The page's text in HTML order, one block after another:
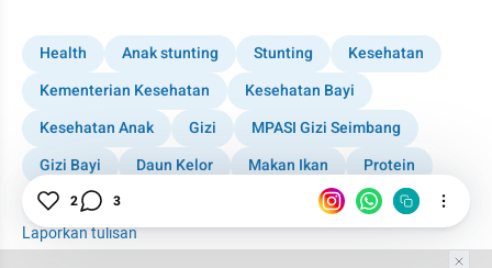
Health Anak stunting Stunting
Kesehatan
Kementerian Kesehatan
Kesehatan Bayi
Kesehatan Anak
Gizi
MPASI Gizi Seimbang
Gizi Bayi
Daun Kelor Makan Ikan
Protein
Pemerintah
Laporkan tulisan
2 3